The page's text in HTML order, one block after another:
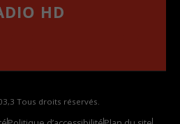
HD
Tous droits réservés.